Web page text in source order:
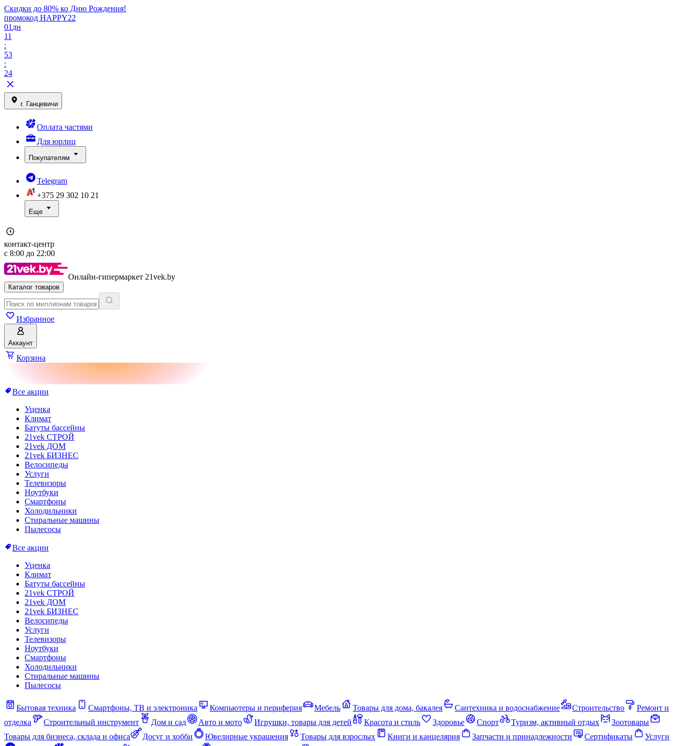
Скидки до 80% ко Дню Рождения!
промокод HAPPY22
01 дн
11
:
53
:
24
г. Ганцевичи
Оплата частями
Для юрлиц
Покупателям
Telegram
+375 29 302 10 21
Еще
контакт-центр
с 8:00 до 22:00
Онлайн-гипермаркет 21vek.by
Каталог товаров
Избранное
Аккаунт
Корзина
Все акции
Уценка
Климат
Батуты бассейны
21vek СТРОЙ
21vek ДОМ
21vek БИЗНЕС
Велосипеды
Услуги
Телевизоры
Ноутбуки
Смартфоны
Холодильники
Стиральные машины
Пылесосы
Все акции
Уценка
Климат
Батуты бассейны
21vek СТРОЙ
21vek ДОМ
21vek БИЗНЕС
Велосипеды
Услуги
Телевизоры
Ноутбуки
Смартфоны
Холодильники
Стиральные машины
Пылесосы
Бытовая техника Смартфоны, ТВ и электроника Компьютеры и периферия Мебель Товары для дома, бакалея Сантехника и водоснабжение Строительство
Ремонт и
отделка
Строительный инструмент Дом и сад Авто и мото Игрушки, товары для детей Красота и стиль Здоровье Спорт Туризм, активный отдых
Зоотовары
Товары для бизнеса, склада и офиса
Досуг и хобби Ювелирные украшения Товары для взрослых Книги и канцелярия Запчасти и принадлежности Сертификаты
Услуги